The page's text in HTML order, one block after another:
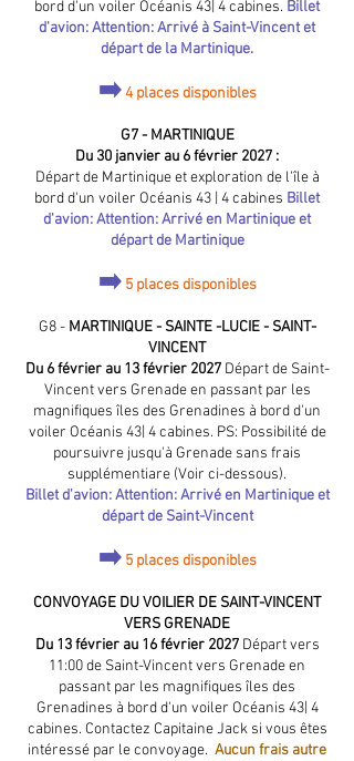
bord d'un voiler Océanis 43| 4 cabines. Billet
d'avion: Attention: Arrivé à Saint-Vincent et
départ de la Martinique.
➡️ 4 places disponibles
G7 - MARTINIQUE
Du 30 janvier au 6 février 2027 :
Départ de Martinique et exploration de l'île à
bord d'un voiler Océanis 43 | 4 cabines Billet
d'avion: Attention: Arrivé en Martinique et
départ de Martinique
➡️ 5 places disponibles
​G8 - MARTINIQUE - SAINTE -LUCIE - SAINT-
VINCENT
Du 6 février au 13 février 2027 Départ de Saint-
Vincent vers Grenade en passant par les
magnifiques îles des Grenadines à bord d'un
voiler Océanis 43| 4 cabines. PS: Possibilité de
poursuivre jusqu'à Grenade sans frais
supplémentiare (Voir ci-dessous).
Billet d'avion: Attention: Arrivé en Martinique et
départ de Saint-Vincent
➡️ 5 places disponibles
CONVOYAGE DU VOILIER DE SAINT-VINCENT
VERS GRENADE
Du 13 février au 16 février 2027 Départ vers
11:00 de Saint-Vincent vers Grenade en
passant par les magnifiques îles des
Grenadines à bord d'un voiler Océanis 43| 4
cabines. Contactez Capitaine Jack si vous êtes
intéressé par le convoyage. Aucun frais autre